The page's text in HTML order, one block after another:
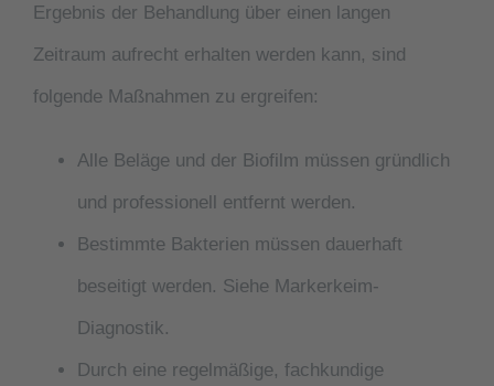
Ergebnis der Behandlung über einen langen
Zeitraum aufrecht erhalten werden kann, sind
folgende Maßnahmen zu ergreifen:
Alle Beläge und der Biofilm müssen gründlich
und professionell entfernt werden.
Bestimmte Bakterien müssen dauerhaft
beseitigt werden. Siehe Markerkeim-
Diagnostik.
Durch eine regelmäßige, fachkundige